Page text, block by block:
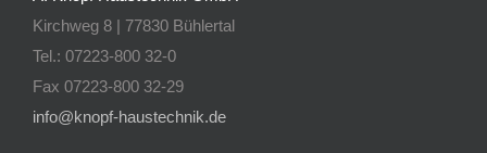
Kirchweg 8 | 77830 Bühlertal
Tel.: 07223-800 32-0
Fax 07223-800 32-29
info@knopf-haustechnik.de